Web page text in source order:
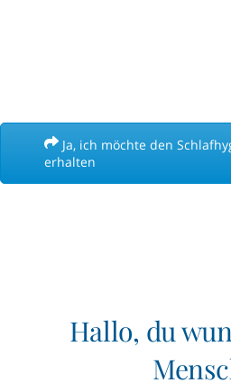
Ja, ich möchte den
erhalten
Hallo, du